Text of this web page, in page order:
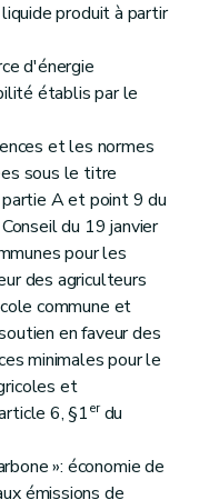
produit à partir
d'énergie
établis par le
et les normes
sous le titre
partie A et point 9 du
du 19 janvier
pour les
des agriculteurs
commune et
en faveur des
minimales pour le
et
6, §1erdu
»: économie de
émissions de